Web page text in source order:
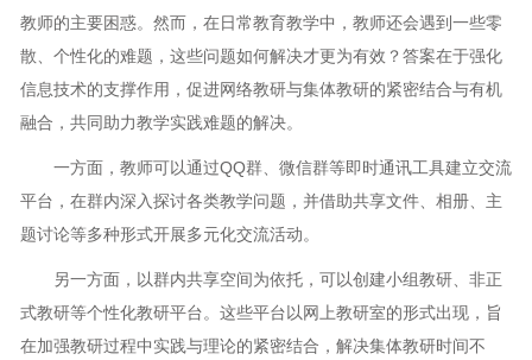
教师的主要困惑。然而，在日常教育教学中，教师还会遇到一些零
散、个性化的难题，这些问题如何解决才更为有效？答案在于强化
信息技术的支撑作用，促进网络教研与集体教研的紧密结合与有机
融合，共同助力教学实践难题的解决。
一方面，教师可以通过QQ群、微信群等即时通讯工具建立交流
平台，在群内深入探讨各类教学问题，并借助共享文件、相册、主
题讨论等多种形式开展多元化交流活动。
另一方面，以群内共享空间为依托，可以创建小组教研、非正
式教研等个性化教研平台。这些平台以网上教研室的形式出现，旨
在加强教研过程中实践与理论的紧密结合，解决集体教研时间不